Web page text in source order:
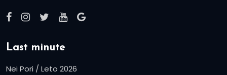
Last minute
Nei Pori / Leto 2026